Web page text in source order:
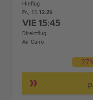
Hinflug
Fr., 11.12.26
VIE15:45
Direktflug
Air Cairo
-